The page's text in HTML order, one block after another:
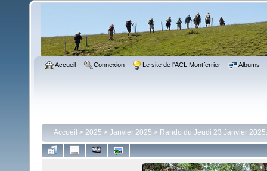
Accueil Connexion Le site de l'ACL Montferrier Albums
Accueil > 2025 > Janvier 2025 > Rando du Jeudi 23 Janvier